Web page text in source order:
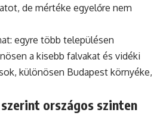
de mértéke egyelőre nem
egyre több településen
a kisebb falvakat és vidéki
különösen Budapest környéke,
országos szinten